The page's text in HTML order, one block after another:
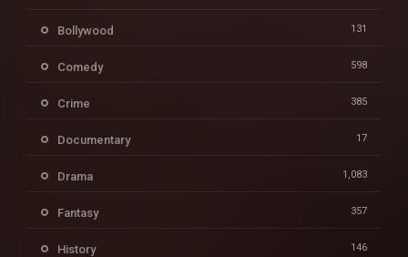
Bollywood 131
Comedy 598
Crime 385
Documentary 17
Drama 1,083
Fantasy 357
History 146